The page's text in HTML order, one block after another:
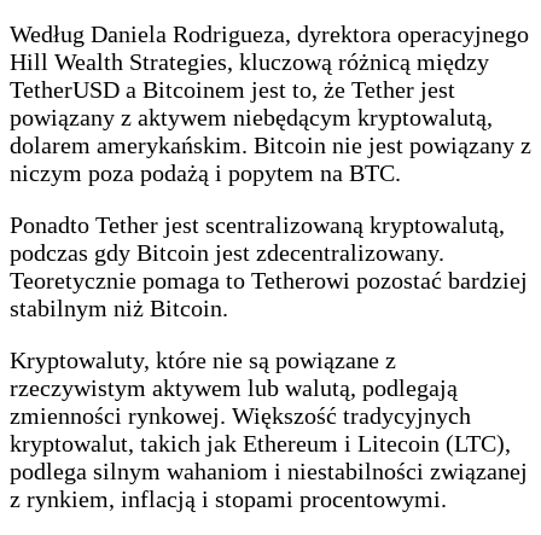
Według Daniela Rodrigueza, dyrektora operacyjnego
Hill Wealth Strategies, kluczową różnicą między
TetherUSD a Bitcoinem jest to, że Tether jest
powiązany z aktywem niebędącym kryptowalutą,
dolarem amerykańskim. Bitcoin nie jest powiązany z
niczym poza podażą i popytem na BTC.
Ponadto Tether jest scentralizowaną kryptowalutą,
podczas gdy Bitcoin jest zdecentralizowany.
Teoretycznie pomaga to Tetherowi pozostać bardziej
stabilnym niż Bitcoin.
Kryptowaluty, które nie są powiązane z
rzeczywistym aktywem lub walutą, podlegają
zmienności rynkowej. Większość tradycyjnych
kryptowalut, takich jak Ethereum i Litecoin (LTC),
podlega silnym wahaniom i niestabilności związanej
z rynkiem, inflacją i stopami procentowymi.